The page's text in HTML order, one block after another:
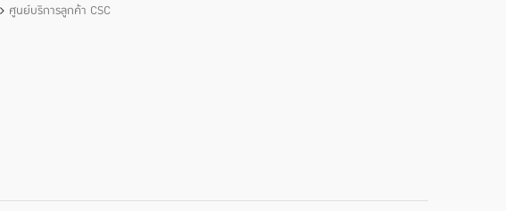
ศูนย์บริการลูกค้า CSC